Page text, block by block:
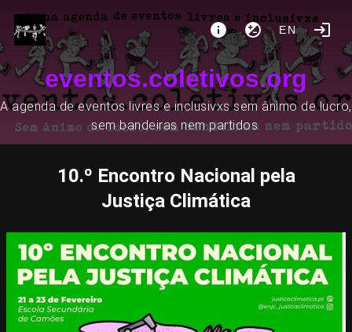
EN
eventos.coletivos.org
A agenda de eventos livres e inclusivxs sem ânimo de lucro,
sem bandeiras nem partidos.
10.º Encontro Nacional pela
Justiça Climática